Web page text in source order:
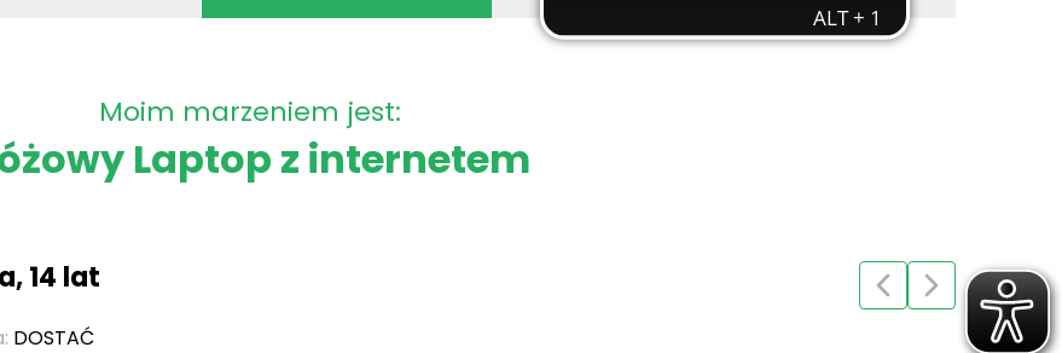
Moim marzeniem jest:
Laptop z internetem
14 lat
DOSTAĆ